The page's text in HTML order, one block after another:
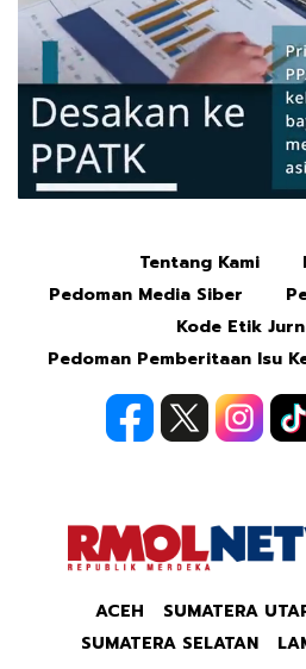
Tentang Kami
Pedoman Media Siber
Kode Etik
Pedoman Pemberitaan Isu
ACEH SUMATERA
SUMATERA SELATAN